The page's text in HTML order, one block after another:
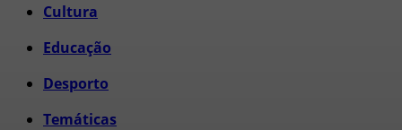
Cultura
Educação
Desporto
Temáticas